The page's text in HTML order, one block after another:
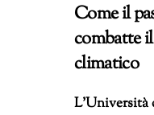
Come il
combatte
climatico